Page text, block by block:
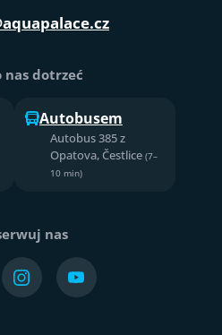
nas dotrzeć
Autobusem
Autobus 385 z
Opatova, Čestlice (7–
10 min)
nas